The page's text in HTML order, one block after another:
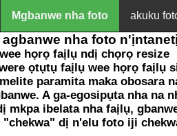
Mgbanwe nha foto akuku
nha foto
họrọ faịlụ ndị chọrọ resize
ọtụtụ faịlụ wee họrọ faịlụ
paramita maka obosara
A ga-egosipụta nha na
mkpa ibelata nha faịlụ,
"chekwa" dị n'elu foto iji